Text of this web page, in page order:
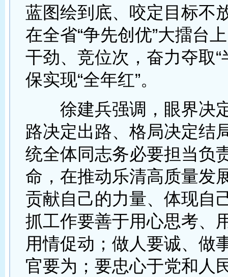
蓝图绘到底、咬定目标不
在全省“争先创优”大擂台
干劲、竞位次，奋力夺取“
保实现“全年红”。
徐建兵强调，眼界决
路决定出路、格局决定结
统全体同志务必要担当负
命，在推动乐清高质量发
贡献自己的力量、体现自
抓工作要善于用心思考、
用情促动；做人要诚、做
官要为；要忠心于党和人